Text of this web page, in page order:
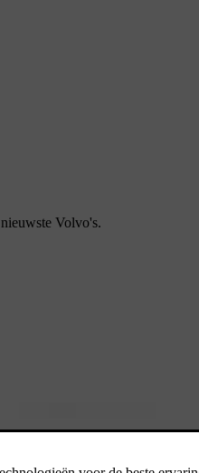
Volvo's.